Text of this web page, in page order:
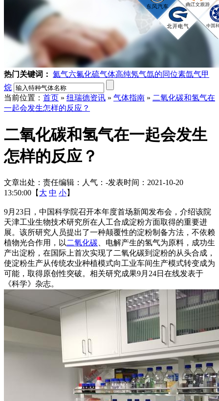
热门关键词： 氦气六氟化硫气体高纯氖气氙的同位素氙气甲
烷
当前位置： 首页 » 纽瑞德资讯 » 气体指南 » 二氧化碳和氢气在
一起会发生怎样的反应？
二氧化碳和氢气在一起会发生
怎样的反应？
文章出处： 责任编辑： 人气： -发表时间：2021-10-20
13:50:00【 大 中 小】
9月23日，中国科学院召开本年度首场新闻发布会，介绍该院
天津工业生物技术研究所在人工合成淀粉方面取得的重要进
展。该所研究人员提出了一种颠覆性的淀粉制备方法，不依赖
植物光合作用，以 二氧化碳 、电解产生的氢气为原料，成功生
产出淀粉，在国际上首次实现了二氧化碳到淀粉的从头合成，
使淀粉生产从传统农业种植模式向工业车间生产模式转变成为
可能，取得原创性突破。相关研究成果9月24日在线发表于
《科学》杂志。